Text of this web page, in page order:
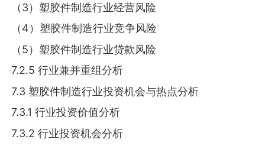
（3）塑胶件制造行业经营风险
（4）塑胶件制造行业竞争风险
（5）塑胶件制造行业贷款风险
7.2.5 行业兼并重组分析
7.3 塑胶件制造行业投资机会与热点分析
7.3.1 行业投资价值分析
7.3.2 行业投资机会分析